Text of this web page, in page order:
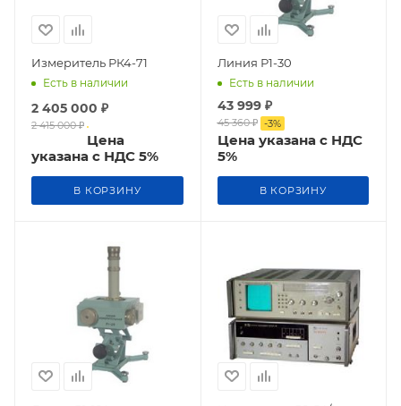
Измеритель РК4-71
Есть в наличии
2 405 000 ₽
2 415 000₽
Цена
указана с НДС 5%
В КОРЗИНУ
Линия Р1-30
Есть в наличии
43 999₽
45 360₽ -3%
Цена указана с НДС
5%
В КОРЗИНУ